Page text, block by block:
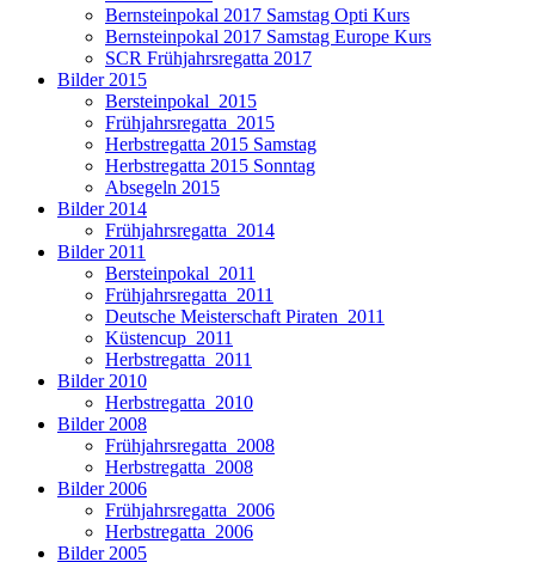
Bernsteinpokal 2017 Samstag Opti Kurs
Bernsteinpokal 2017 Samstag Europe Kurs
SCR Frühjahrsregatta 2017
Bilder 2015
Bersteinpokal_2015
Frühjahrsregatta_2015
Herbstregatta 2015 Samstag
Herbstregatta 2015 Sonntag
Absegeln 2015
Bilder 2014
Frühjahrsregatta_2014
Bilder 2011
Bersteinpokal_2011
Frühjahrsregatta_2011
Deutsche Meisterschaft Piraten_2011
Küstencup_2011
Herbstregatta_2011
Bilder 2010
Herbstregatta_2010
Bilder 2008
Frühjahrsregatta_2008
Herbstregatta_2008
Bilder 2006
Frühjahrsregatta_2006
Herbstregatta_2006
Bilder 2005